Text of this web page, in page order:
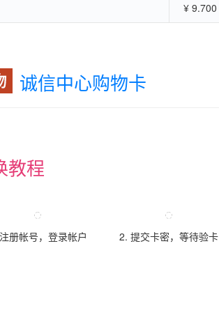
¥ 9.700
诚信中心购物卡
教程
册帐号，登录帐户 2. 提交卡密，等待验卡